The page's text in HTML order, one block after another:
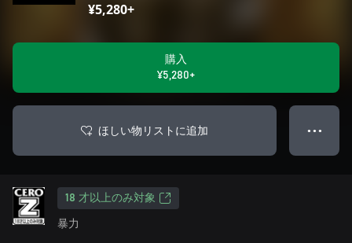
¥5,280+
購入
¥5,280+
ほしい物リストに追加 ● ● ●
18 才以上のみ対象
暴力